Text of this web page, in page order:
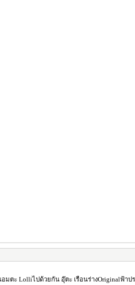
อมตะ Lolliไปด้วยกัน อุ๊ตะ เรือนร่างOriginal